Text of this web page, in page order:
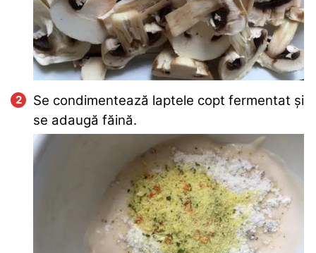
Se condimentează laptele copt fermentat și
se adaugă făină.